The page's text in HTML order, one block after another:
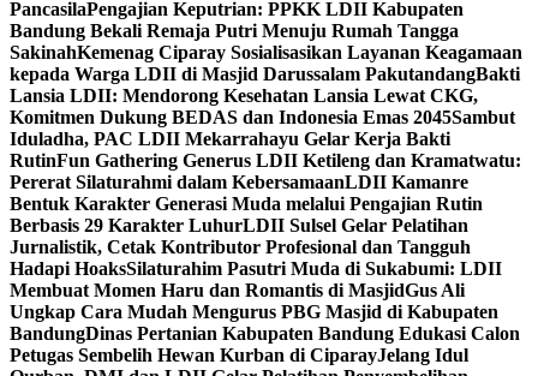
PancasilaPengajian Keputrian: PPKK LDII Kabupaten
Bandung Bekali Remaja Putri Menuju Rumah Tangga
SakinahKemenag Ciparay Sosialisasikan Layanan Keagamaan
kepada Warga LDII di Masjid Darussalam PakutandangBakti
Lansia LDII: Mendorong Kesehatan Lansia Lewat CKG,
Komitmen Dukung BEDAS dan Indonesia Emas 2045Sambut
Iduladha, PAC LDII Mekarrahayu Gelar Kerja Bakti
RutinFun Gathering Generus LDII Ketileng dan Kramatwatu:
Pererat Silaturahmi dalam KebersamaanLDII Kamanre
Bentuk Karakter Generasi Muda melalui Pengajian Rutin
Berbasis 29 Karakter LuhurLDII Sulsel Gelar Pelatihan
Jurnalistik, Cetak Kontributor Profesional dan Tangguh
Hadapi HoaksSilaturahim Pasutri Muda di Sukabumi: LDII
Membuat Momen Haru dan Romantis di MasjidGus Ali
Ungkap Cara Mudah Mengurus PBG Masjid di Kabupaten
BandungDinas Pertanian Kabupaten Bandung Edukasi Calon
Petugas Sembelih Hewan Kurban di CiparayJelang Idul